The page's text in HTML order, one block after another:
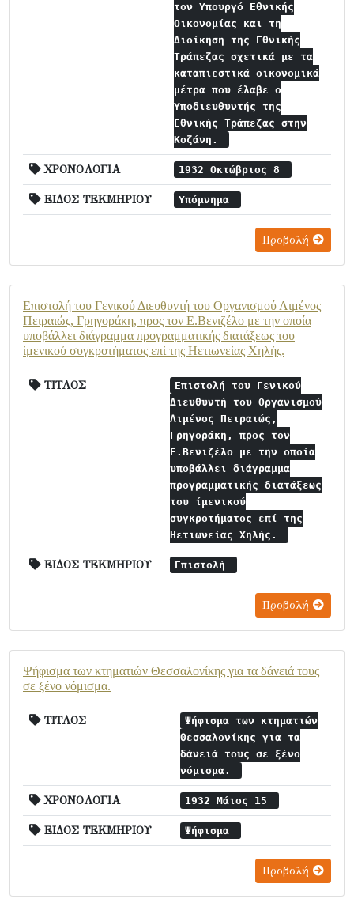
τον Υπουργό Εθνικής
Οικονομίας και τη
Διοίκηση της Εθνικής
Τράπεζας σχετικά με τα
καταπιεστικά οικονομικά
μέτρα που έλαβε ο
Υποδιευθυντής της
Εθνικής Τράπεζας στην
Κοζάνη.
ΧΡΟΝΟΛΟΓΙΑ 1932 Οκτώβριος 8
ΕΙΔΟΣ ΤΕΚΜΗΡΙΟΥ Υπόμνημα
Προβολή
Επιστολή του Γενικού Διευθυντή του Οργανισμού Λιμένος
Πειραιώς, Γρηγοράκη, προς τον Ε.Βενιζέλο με την οποία
υποβάλλει διάγραμμα προγραμματικής διατάξεως του
ίμενικού συγκροτήματος επί της Ηετιωνείας Χηλής.
ΤΙΤΛΟΣ
Επιστολή του Γενικού
Διευθυντή του Οργανισμού
Λιμένος Πειραιώς,
Γρηγοράκη, προς τον
Ε.Βενιζέλο με την οποία
υποβάλλει διάγραμμα
προγραμματικής διατάξεως
του ίμενικού
συγκροτήματος επί της
Ηετιωνείας Χηλής.
ΕΙΔΟΣ ΤΕΚΜΗΡΙΟΥ Επιστολή
Προβολή
Ψήφισμα των κτηματιών Θεσσαλονίκης για τα δάνειά τους
σε ξένο νόμισμα.
ΤΙΤΛΟΣ
Ψήφισμα των κτηματιών
Θεσσαλονίκης για τα
δάνειά τους σε ξένο
νόμισμα.
ΧΡΟΝΟΛΟΓΙΑ 1932 Μάιος 15
ΕΙΔΟΣ ΤΕΚΜΗΡΙΟΥ Ψήφισμα
Προβολή